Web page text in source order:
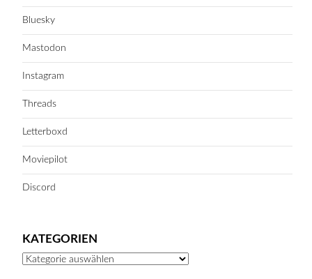
Bluesky
Mastodon
Instagram
Threads
Letterboxd
Moviepilot
Discord
KATEGORIEN
Kategorien